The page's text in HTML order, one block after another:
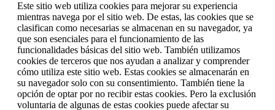
Este sitio web utiliza cookies para mejorar su experiencia
mientras navega por el sitio web. De estas, las cookies que se
clasifican como necesarias se almacenan en su navegador, ya
que son esenciales para el funcionamiento de las
funcionalidades básicas del sitio web. También utilizamos
cookies de terceros que nos ayudan a analizar y comprender
cómo utiliza este sitio web. Estas cookies se almacenarán en
su navegador solo con su consentimiento. También tiene la
opción de optar por no recibir estas cookies. Pero la exclusión
voluntaria de algunas de estas cookies puede afectar su